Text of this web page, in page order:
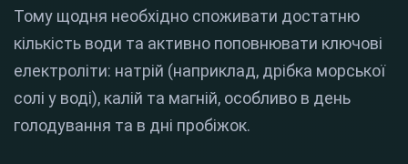
Тому щодня необхідно споживати достатню
кількість води та активно поповнювати ключові
електроліти: натрій (наприклад, дрібка морської
солі у воді), калій та магній, особливо в день
голодування та в дні пробіжок.